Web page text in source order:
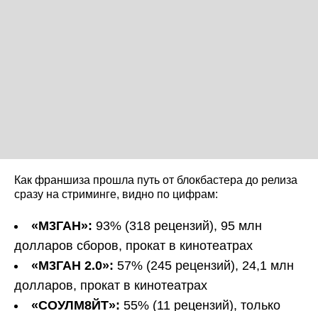
Как франшиза прошла путь от блокбастера до релиза
сразу на стриминге, видно по цифрам:
«М3ГАН»: 93% (318 рецензий), 95 млн
долларов сборов, прокат в кинотеатрах
«М3ГАН 2.0»: 57% (245 рецензий), 24,1 млн
долларов, прокат в кинотеатрах
«СОУЛМ8ЙТ»: 55% (11 рецензий), только